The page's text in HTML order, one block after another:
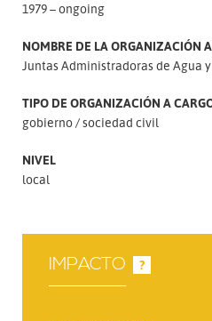
1979 – ongoing
NOMBRE DE LA ORGANIZACIÓN
Juntas Administradoras de Agua
TIPO DE ORGANIZACIÓN A
gobierno
sociedad civil
NIVEL
local
IMPACTO ?